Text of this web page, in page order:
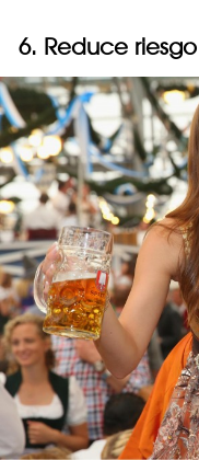
6. Reduce